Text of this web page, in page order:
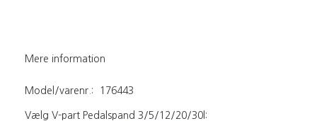
Mere information
Model/varenr.: 176443
Vælg V-part Pedalspand 3/5/12/20/30l: